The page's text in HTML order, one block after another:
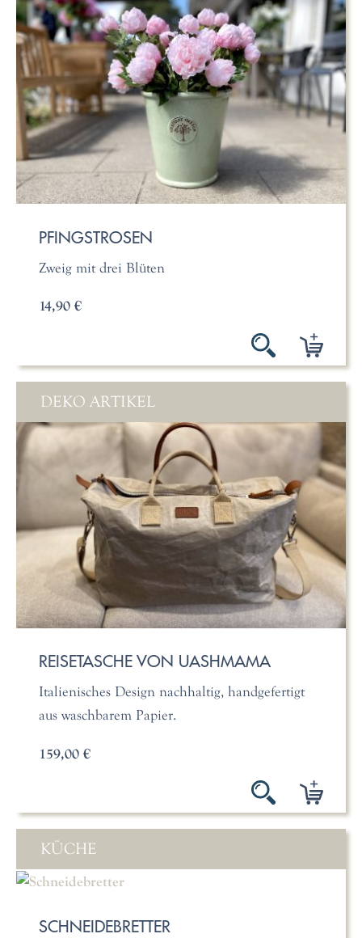
PFINGSTROSEN
Zweig mit drei Blüten
14,90 €
DEKO ARTIKEL
REISETASCHE VON UASHMAMA
Italienisches Design nachhaltig, handgefertigt
aus waschbarem Papier.
159,00 €
KÜCHE
SCHNEIDEBRETTER